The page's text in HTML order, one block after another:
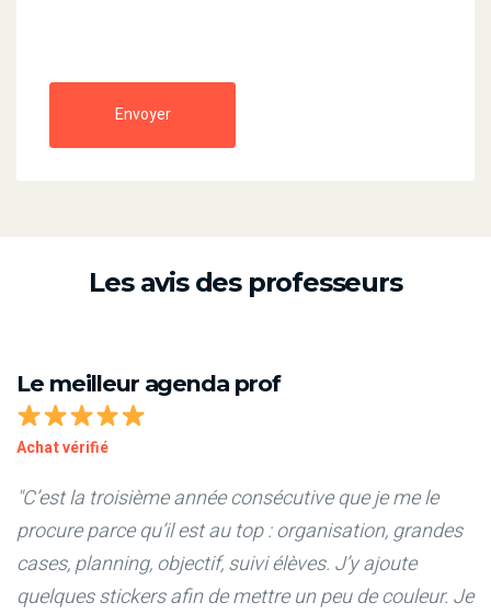
Envoyer
Les avis des professeurs
Le meilleur agenda prof
Achat vérifié
"C’est la troisième année consécutive que je me le
procure parce qu’il est au top : organisation, grandes
cases, planning, objectif, suivi élèves. J’y ajoute
quelques stickers afin de mettre un peu de couleur. Je